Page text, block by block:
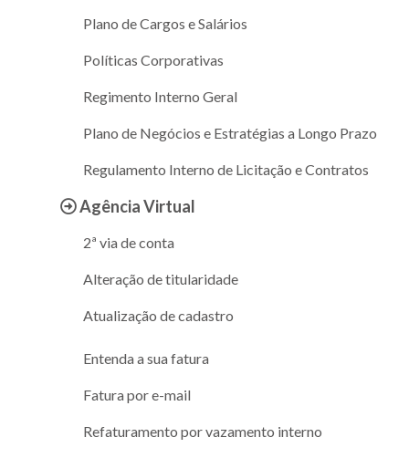
Plano de Cargos e Salários
Políticas Corporativas
Regimento Interno Geral
Plano de Negócios e Estratégias a Longo Prazo
Regulamento Interno de Licitação e Contratos
Agência Virtual
2ª via de conta
Alteração de titularidade
Atualização de cadastro
Entenda a sua fatura
Fatura por e-mail
Refaturamento por vazamento interno